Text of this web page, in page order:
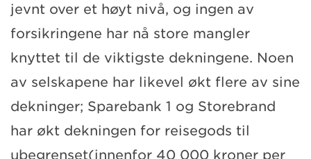
jevnt over et høyt nivå, og ingen av
forsikringene har nå store mangler
knyttet til de viktigste dekningene. Noen
av selskapene har likevel økt flere av sine
dekninger; Sparebank 1 og Storebrand
har økt dekningen for reisegods til
ubegrenset(innenfor 40 000 kroner per